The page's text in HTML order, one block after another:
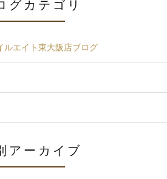
グカテゴリ
ルエイト東大阪店ブログ
アーカイブ